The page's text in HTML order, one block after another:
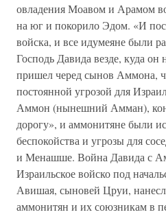
овладения Моавом и Арамом
на юг и покорило Эдом. «И
войска, и все идумеяне были
Господь Давида везде, куда
пришел черед сынов Аммона,
постоянной угрозой для
Аммон (нынешний Амман),
дорогу», и аммонитяне были
беспокойства и угрозы для
и Менашше. Война Давида с
Израильское войско под
Авишая, сыновей Цруи,
аммонитян и их союзникам в